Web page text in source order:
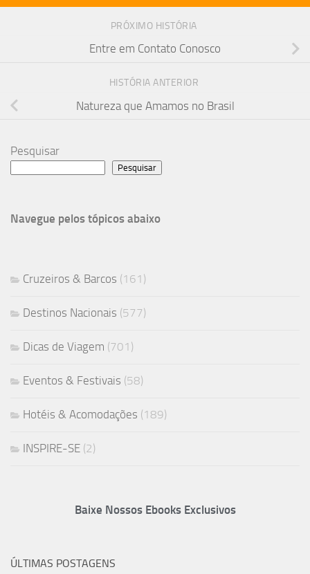
PRÓXIMO HISTÓRIA
Entre em Contato Conosco
HISTÓRIA ANTERIOR
Natureza que Amamos no Brasil
Pesquisar
Pesquisar
Navegue pelos tópicos abaixo
Cruzeiros & Barcos (161)
Destinos Nacionais (577)
Dicas de Viagem (701)
Eventos & Festivais (58)
Hotéis & Acomodações (189)
INSPIRE-SE (2)
Baixe Nossos Ebooks Exclusivos
ÚLTIMAS POSTAGENS